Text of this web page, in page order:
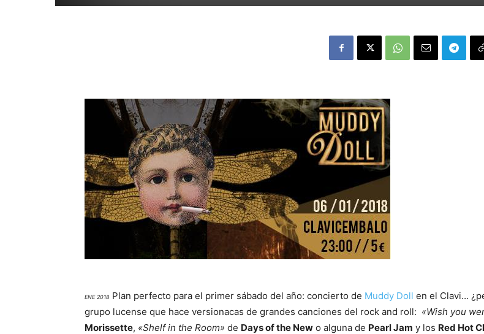
ENE 2018 Plan perfecto para el primer sábado del año: concierto de Muddy Doll en el Clavi…
grupo lucense que hace versionacas de grandes canciones del rock and roll: «Wish you
Morissette, «Shelf in the Room» de Days of the New o alguna de Pearl Jam y los Red Hot